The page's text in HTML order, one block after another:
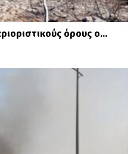
όρους ο…